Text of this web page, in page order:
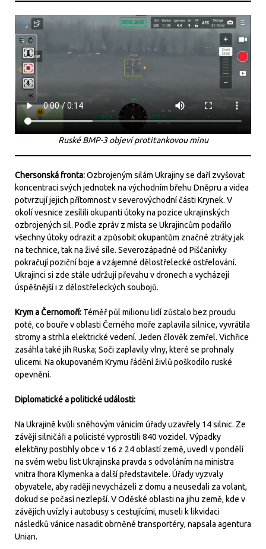
Ruské BMP-3 objeví protitankovou minu
Chersonská fronta:Ozbrojeným silám Ukrajiny se daří zvyšovat
koncentraci svých jednotek na východním břehu Dněpru a videa
potvrzují jejich přítomnost v severovýchodní části Krynek. V
okolí vesnice zesílili okupanti útoky na pozice ukrajinských
ozbrojených sil. Podle zpráv z místa se Ukrajincům podařilo
všechny útoky odrazit a způsobit okupantům značné ztráty jak
na technice, tak na živé síle. Severozápadně od Piščanivky
pokračují poziční boje a vzájemné dělostřelecké ostřelování.
Ukrajinci si zde stále udržují převahu v dronech a vycházejí
úspěšnější i z dělostřeleckých soubojů.
Krym a Černomoří: Téměř půl milionu lidí zůstalo bez proudu
poté, co bouře v oblasti Černého moře zaplavila silnice, vyvrátila
stromy a strhla elektrické vedení. Jeden člověk zemřel. Vichřice
zasáhla také jih Ruska; Soči zaplavily vlny, které se prohnaly
ulicemi. Na okupovaném Krymu řádění živlů poškodilo ruské
opevnění.
Diplomatické a politické události:
Na Ukrajině kvůli sněhovým vánicím úřady uzavřely 14 silnic. Ze
závějí silničáři a policisté vyprostili 840 vozidel. Výpadky
elektřiny postihly obce v 16 z 24 oblastí země, uvedl v pondělí
na svém webu list Ukrajinska pravda s odvoláním na ministra
vnitra Ihora Klymenka a další představitele. Úřady vyzvaly
obyvatele, aby raději nevycházeli z domu a neusedali za volant,
dokud se počasí nezlepší. V Oděské oblasti na jihu země, kde v
závějích uvízly i autobusy s cestujícími, museli k likvidaci
následků vánice nasadit obrněné transportéry, napsala agentura
Unian.